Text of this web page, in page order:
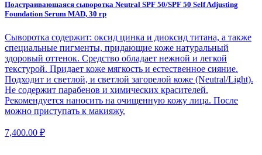
Подстраивающаяся сыворотка Neutral SPF 50/SPF 50 Self Adjusting
Foundation Serum MAD, 30 гр
Сыворотка содержит: оксид цинка и диоксид титана, а также
специальные пигменты, придающие коже натуральный
здоровый оттенок. Средство обладает нежной и легкой
текстурой. Придает коже мягкость и естественное сияние.
Подходит и светлой, и светлой загорелой коже (Neutral/Light).
Не содержит парабенов и химических красителей.
Рекомендуется наносить на очищенную кожу лица. После
можно приступать к макияжу.
7,400.00 ₽